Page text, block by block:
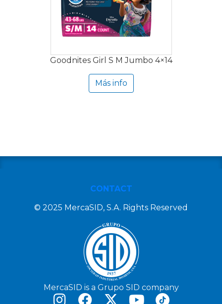
Goodnites Girl S M Jumbo 4×14
Más info
CONTACT
© 2025 MercaSID, S.A. Rights Reserved
MercaSID is a Grupo SID company